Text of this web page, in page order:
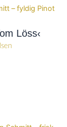
Löss‹